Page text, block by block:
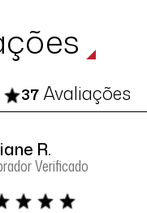
37Avaliações
R.
Verificado